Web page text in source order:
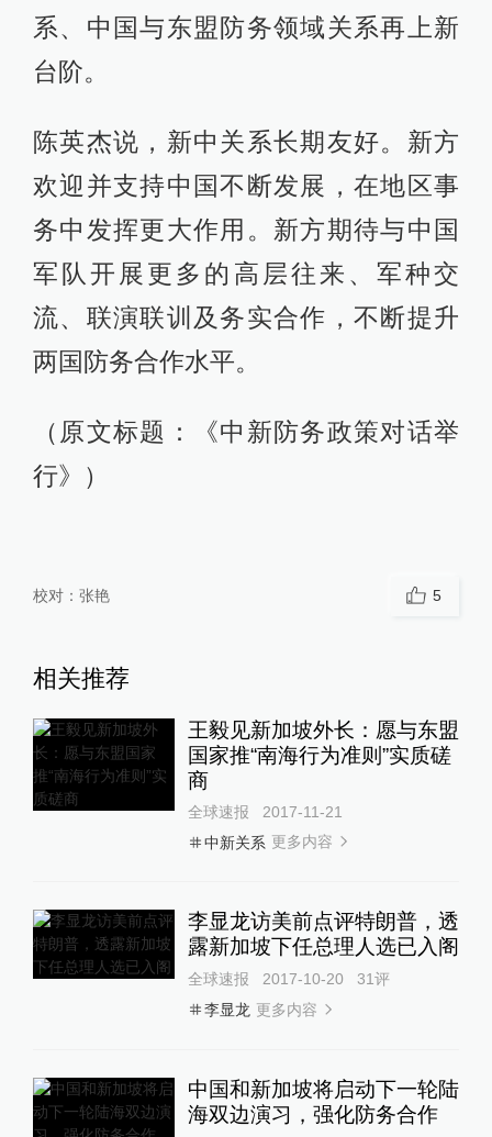
系、中国与东盟防务领域关系再上新
台阶。
陈英杰说，新中关系长期友好。新方
欢迎并支持中国不断发展，在地区事
务中发挥更大作用。新方期待与中国
军队开展更多的高层往来、军种交
流、联演联训及务实合作，不断提升
两国防务合作水平。
（原文标题：《中新防务政策对话举
行》）
校对： 张艳 5
相关推荐
王毅见新加坡外长：愿与东盟
国家推“南海行为准则”实质磋
商
全球速报
2017-11-21
中新关系 更多内容
李显龙访美前点评特朗普，透
露新加坡下任总理人选已入阁
全球速报 2017-10-20 31评
李显龙 更多内容
中国和新加坡将启动下一轮陆
海双边演习，强化防务合作